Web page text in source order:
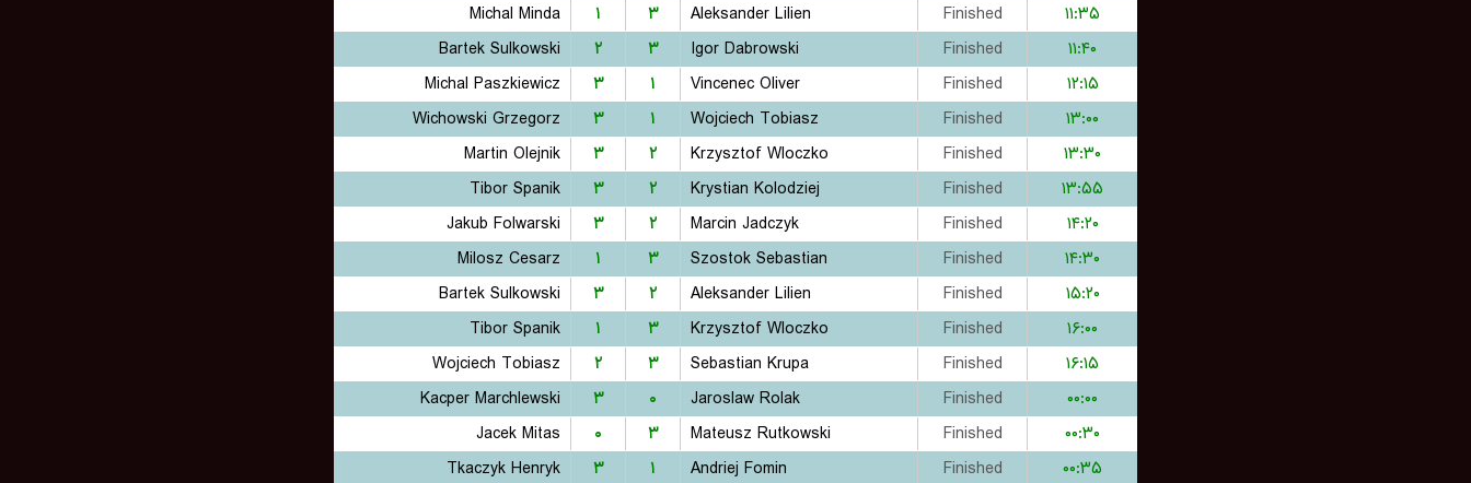
Michal Minda
۱ ۳ Aleksander Lilien Finished
۱۱:۳۵
Bartek Sulkowski
۲ ۳ Igor Dabrowski Finished
۱۱:۴۰
Michal Paszkiewicz
۳ ۱ Vincenec Oliver Finished
۱۲:۱۵
Wichowski Grzegorz
۳ ۱ Wojciech Tobiasz Finished
۱۳:۰۰
Martin Olejnik
۳ ۲ Krzysztof Wloczko Finished
۱۳:۳۰
Tibor Spanik
۳ ۲ Krystian Kolodziej Finished
۱۳:۵۵
Jakub Folwarski
۳ ۲ Marcin Jadczyk Finished
۱۴:۲۰
Milosz Cesarz
۱ ۳ Szostok Sebastian Finished
۱۴:۳۰
Bartek Sulkowski
۳ ۲ Aleksander Lilien Finished
۱۵:۲۰
Tibor Spanik
۱ ۳ Krzysztof Wloczko Finished
۱۶:۰۰
Wojciech Tobiasz
۲ ۳ Sebastian Krupa Finished
۱۶:۱۵
Kacper Marchlewski
۳ ۰ Jaroslaw Rolak Finished
۰۰:۰۰
Jacek Mitas
۰ ۳ Mateusz Rutkowski Finished
۰۰:۳۰
Tkaczyk Henryk
۳ ۱ Andriej Fomin Finished
۰۰:۳۵